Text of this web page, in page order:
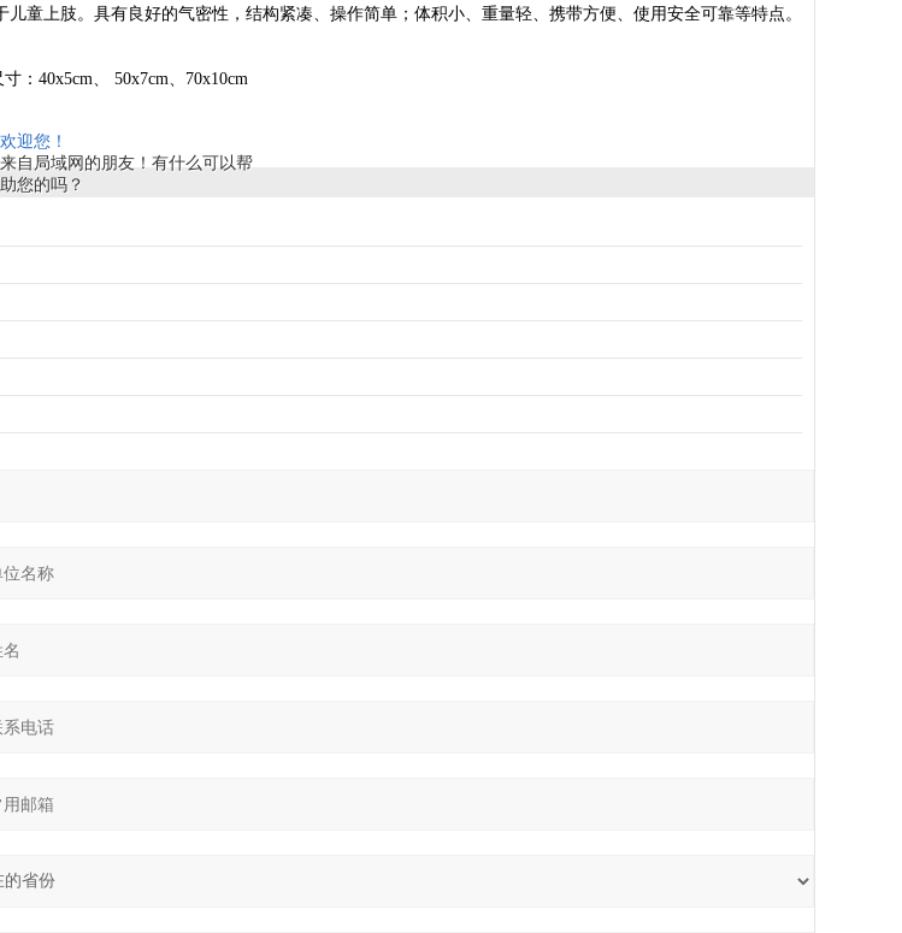
欢迎您！
来自局域网的朋友！有什么可以帮
助您的吗？
童上肢。具有良好的气密性，结构紧凑、操作简单；体积小、重量轻、携带方便、使用安全可靠等特点。
：40x5cm、 50x7cm、70x10cm